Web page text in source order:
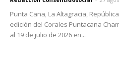
Punta Cana, La Altagracia,
edición del Corales Puntacana
al 19 de julio de 2026 en...